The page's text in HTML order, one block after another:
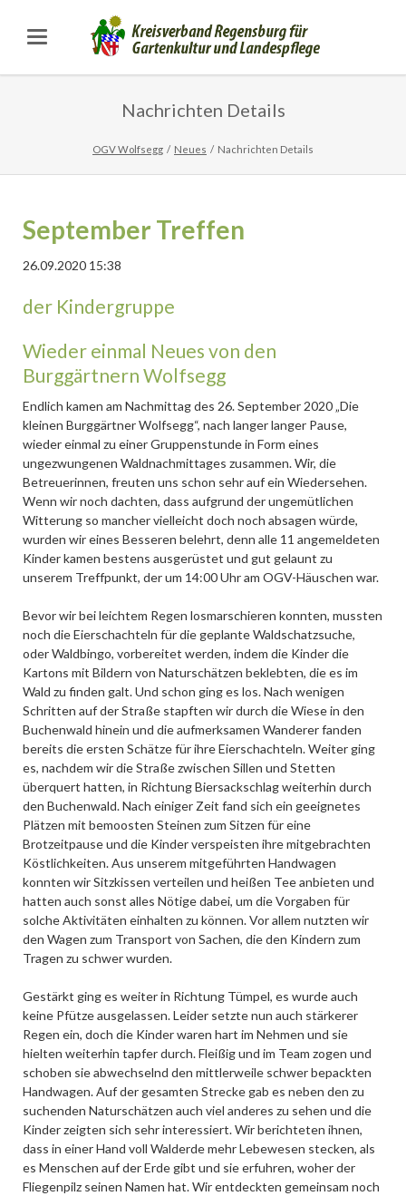
Nachrichten Details
OGV Wolfsegg Neues Nachrichten Details
September Treffen
26.09.2020 15:38
der Kindergruppe
Wieder einmal Neues von den
Burggärtnern Wolfsegg
Endlich kamen am Nachmittag des 26. September 2020 „Die
kleinen Burggärtner Wolfsegg“, nach langer langer Pause,
wieder einmal zu einer Gruppenstunde in Form eines
ungezwungenen Waldnachmittages zusammen. Wir, die
Betreuerinnen, freuten uns schon sehr auf ein Wiedersehen.
Wenn wir noch dachten, dass aufgrund der ungemütlichen
Witterung so mancher vielleicht doch noch absagen würde,
wurden wir eines Besseren belehrt, denn alle 11 angemeldeten
Kinder kamen bestens ausgerüstet und gut gelaunt zu
unserem Treffpunkt, der um 14:00 Uhr am OGV-Häuschen war.
Bevor wir bei leichtem Regen losmarschieren konnten, mussten
noch die Eierschachteln für die geplante Waldschatzsuche,
oder Waldbingo, vorbereitet werden, indem die Kinder die
Kartons mit Bildern von Naturschätzen beklebten, die es im
Wald zu finden galt. Und schon ging es los. Nach wenigen
Schritten auf der Straße stapften wir durch die Wiese in den
Buchenwald hinein und die aufmerksamen Wanderer fanden
bereits die ersten Schätze für ihre Eierschachteln. Weiter ging
es, nachdem wir die Straße zwischen Sillen und Stetten
überquert hatten, in Richtung Biersackschlag weiterhin durch
den Buchenwald. Nach einiger Zeit fand sich ein geeignetes
Plätzen mit bemoosten Steinen zum Sitzen für eine
Brotzeitpause und die Kinder verspeisten ihre mitgebrachten
Köstlichkeiten. Aus unserem mitgeführten Handwagen
konnten wir Sitzkissen verteilen und heißen Tee anbieten und
hatten auch sonst alles Nötige dabei, um die Vorgaben für
solche Aktivitäten einhalten zu können. Vor allem nutzten wir
den Wagen zum Transport von Sachen, die den Kindern zum
Tragen zu schwer wurden.
Gestärkt ging es weiter in Richtung Tümpel, es wurde auch
keine Pfütze ausgelassen. Leider setzte nun auch stärkerer
Regen ein, doch die Kinder waren hart im Nehmen und sie
hielten weiterhin tapfer durch. Fleißig und im Team zogen und
schoben sie abwechselnd den mittlerweile schwer bepackten
Handwagen. Auf der gesamten Strecke gab es neben den zu
suchenden Naturschätzen auch viel anderes zu sehen und die
Kinder zeigten sich sehr interessiert. Wir berichteten ihnen,
dass in einer Hand voll Walderde mehr Lebewesen stecken, als
es Menschen auf der Erde gibt und sie erfuhren, woher der
Fliegenpilz seinen Namen hat. Wir entdeckten gemeinsam noch